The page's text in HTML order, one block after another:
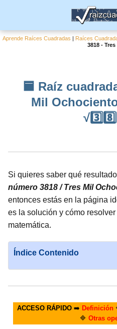
Aprende Raíces Cuadradas | Raíces
3818 -
🟦 Raíz
Mil
Si quieres saber qué
número 3818 / Tres Mil
entonces estás en la página
es la solución y cómo
matemática.
Índice Contenido
ACCESO RÁPIDO➡️ Definición
🔷 Otras